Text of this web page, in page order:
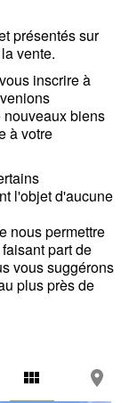
présentés sur
vente.
inscrire à
biens
à votre
l'objet d'aucune
nous permettre
part de
vous suggérons
plus près de